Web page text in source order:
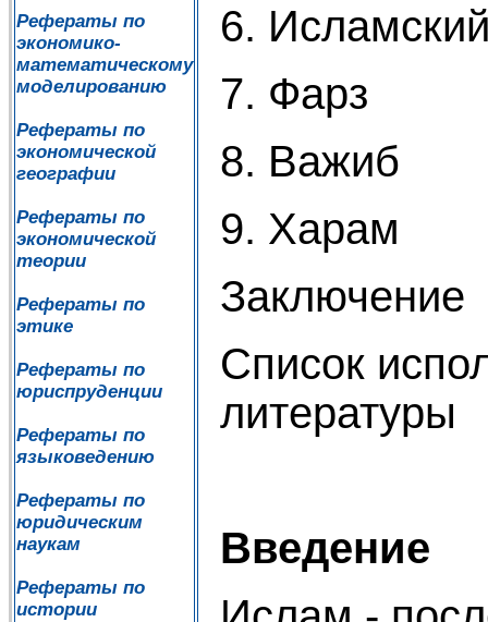
Рефераты по
экономико-
математическому
моделированию
Рефераты по
экономической
географии
Рефераты по
экономической
теории
Рефераты по
этике
Рефераты по
юриспруденции
Рефераты по
языковедению
Рефераты по
юридическим
наукам
Рефераты по
истории
6.
7. Фарз
8. Важиб
9. Харам
Заключение
Список
литературы
Введение